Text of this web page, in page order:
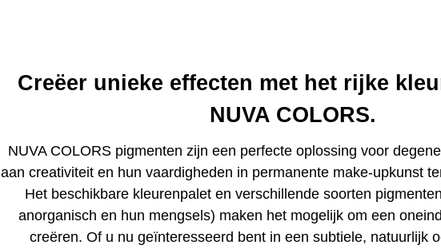
Creëer unieke effecten met het rijke
NUVA COLORS.
NUVA COLORS pigmenten zijn een perfecte oplossing voor
aan creativiteit en hun vaardigheden in permanente make-upkunst
Het beschikbare kleurenpalet en verschillende soorten
anorganisch en hun mengsels) maken het mogelijk om een
creëren. Of u nu geïnteresseerd bent in een subtiele, natuurlijk